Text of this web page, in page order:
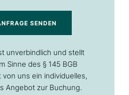
SENDEN
unverbindlich und stellt
Sinne des § 145 BGB
von uns ein individuelles,
Angebot zur Buchung.